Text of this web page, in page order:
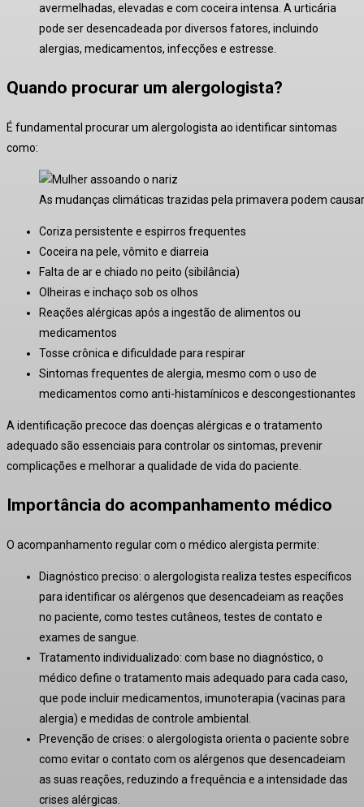
avermelhadas, elevadas e com coceira intensa. A urticária
pode ser desencadeada por diversos fatores, incluindo
alergias, medicamentos, infecções e estresse.
Quando procurar um alergologista?
É fundamental procurar um alergologista ao identificar sintomas
como:
As mudanças climáticas trazidas pela primavera podem
Coriza persistente e espirros frequentes
Coceira na pele, vômito e diarreia
Falta de ar e chiado no peito (sibilância)
Olheiras e inchaço sob os olhos
Reações alérgicas após a ingestão de alimentos ou
medicamentos
Tosse crônica e dificuldade para respirar
Sintomas frequentes de alergia, mesmo com o uso de
medicamentos como anti-histamínicos e descongestionantes
A identificação precoce das doenças alérgicas e o tratamento
adequado são essenciais para controlar os sintomas, prevenir
complicações e melhorar a qualidade de vida do paciente.
Importância do acompanhamento médico
O acompanhamento regular com o médico alergista permite:
Diagnóstico preciso: o alergologista realiza testes específicos
para identificar os alérgenos que desencadeiam as reações
no paciente, como testes cutâneos, testes de contato e
exames de sangue.
Tratamento individualizado: com base no diagnóstico, o
médico define o tratamento mais adequado para cada caso,
que pode incluir medicamentos, imunoterapia (vacinas para
alergia) e medidas de controle ambiental.
Prevenção de crises: o alergologista orienta o paciente sobre
como evitar o contato com os alérgenos que desencadeiam
as suas reações, reduzindo a frequência e a intensidade das
crises alérgicas.